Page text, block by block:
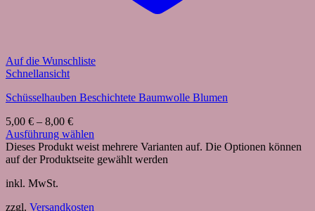
Auf die Wunschliste
Schnellansicht
Schüsselhauben Beschichtete Baumwolle Blumen
5,00 € – 8,00 €
Ausführung wählen
Dieses Produkt weist mehrere Varianten auf. Die Optionen können
auf der Produktseite gewählt werden
inkl. MwSt.
zzgl. Versandkosten